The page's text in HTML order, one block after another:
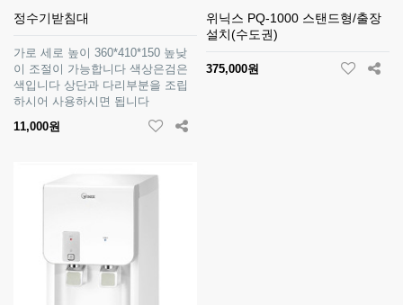
정수기받침대
가로 세로 높이 360*410*150 높낮
이 조절이 가능합니다 색상은검은
색입니다 상단과 다리부분을 조립
하시어 사용하시면 됩니다
11,000원
위닉스 PQ-1000 스탠드형/출장
설치(수도권)
375,000원